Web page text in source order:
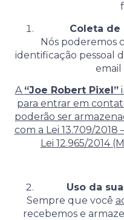
Coleta de
Nós poderemos
identificação pessoal
email
A “Joe Robert Pixel”
para entrar em
poderão ser
com a Lei 13.709/2018
Lei 12.965/2014
Uso da
Sempre que você
recebemos e